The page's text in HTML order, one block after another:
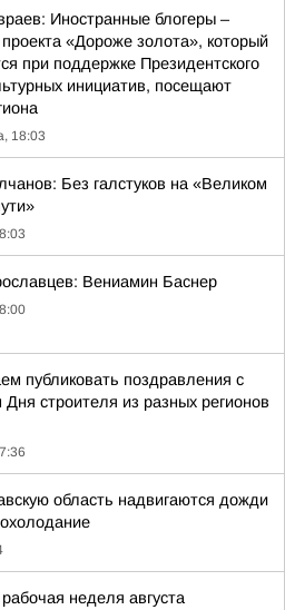
Иностранные блогеры –
проекта «Дороже золота», который
при поддержке Президентского
инициатив, посещают
18:03
Без галстуков на «Великом
Вениамин Баснер
публиковать поздравления с
строителя из разных регионов
область надвигаются дожди
неделя августа